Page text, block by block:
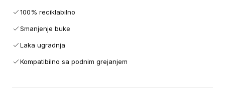
100% reciklabilno
Smanjenje buke
Laka ugradnja
Kompatibilno sa podnim grejanjem